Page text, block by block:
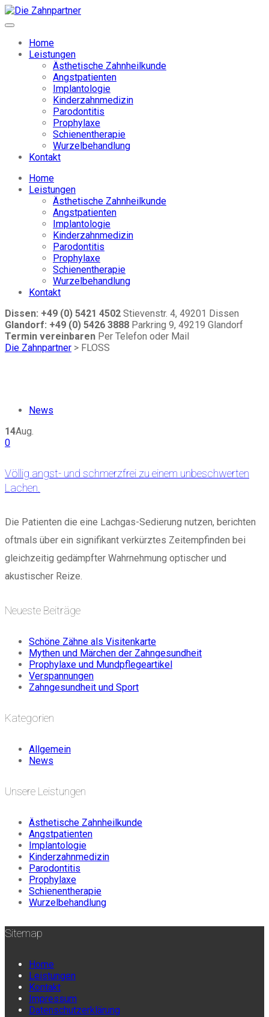
Home
Leistungen
Ästhetische Zahnheilkunde
Angstpatienten
Implantologie
Kinderzahnmedizin
Parodontitis
Prophylaxe
Schienentherapie
Wurzelbehandlung
Kontakt
Home
Leistungen
Ästhetische Zahnheilkunde
Angstpatienten
Implantologie
Kinderzahnmedizin
Parodontitis
Prophylaxe
Schienentherapie
Wurzelbehandlung
Kontakt
Dissen: +49 (0) 5421 4502 Stievenstr. 4, 49201 Dissen
Glandorf: +49 (0) 5426 3888 Parkring 9, 49219 Glandorf
Termin vereinbaren Per Telefon oder Mail
Die Zahnpartner > FLOSS
News
14Aug.
0
Völlig angst- und schmerzfrei zu einem unbeschwerten
Lachen.
Die Patienten die eine Lachgas-Sedierung nutzen, berichten
oftmals über ein signifikant verkürztes Zeitempfinden bei
gleichzeitig gedämpfter Wahrnehmung optischer und
akustischer Reize.
Neueste Beiträge
Schöne Zähne als Visitenkarte
Mythen und Märchen der Zahngesundheit
Prophylaxe und Mundpflegeartikel
Verspannungen
Zahngesundheit und Sport
Kategorien
Allgemein
News
Unsere Leistungen
Ästhetische Zahnheilkunde
Angstpatienten
Implantologie
Kinderzahnmedizin
Parodontitis
Prophylaxe
Schienentherapie
Wurzelbehandlung
Sitemap
Home
Leistungen
Kontakt
Impressum
Datenschutzerklärung